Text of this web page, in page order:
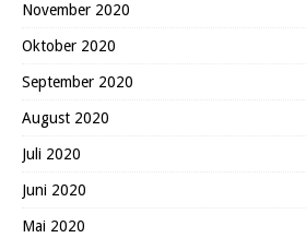
November 2020
Oktober 2020
September 2020
August 2020
Juli 2020
Juni 2020
Mai 2020